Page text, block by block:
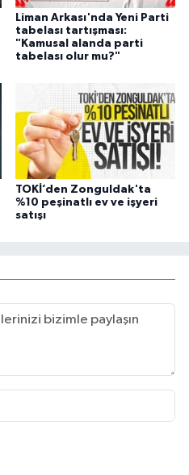
Liman Arkası'nda Yeni Parti
tabelası tartışması:
"Kamusal alanda parti
tabelası olur mu?"
TOKİ’den Zonguldak'ta
%10 peşinatlı ev ve işyeri
satışı